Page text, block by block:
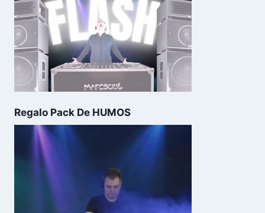
Regalo Pack De HUMOS